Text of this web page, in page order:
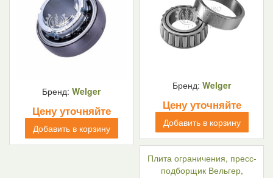
Бренд: Welger
Цену уточняйте
Добавить в корзину
Бренд: Welger
Цену уточняйте
Добавить в корзину
Плита ограничения, пресс-
подборщик Вельгер,